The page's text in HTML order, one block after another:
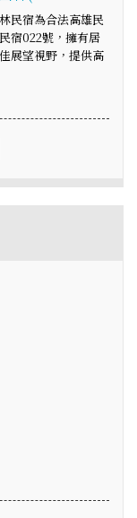
民宿為合法高雄民
宿022號，擁有居
展望視野，提供高